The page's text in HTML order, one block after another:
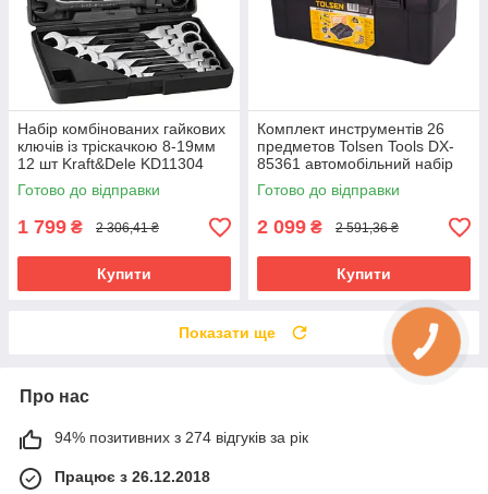
Набір комбінованих гайкових
ключів із тріскачкою 8-19мм
12 шт Kraft&Dele KD11304
ключі з шарніром
Готово до відправки
1 799 ₴ 2 306,41 ₴
Купити
Комплект инструментів 26
предметов Tolsen Tools DX-
85361 автомобільний набір
інструментів
Готово до відправки
2 099 ₴ 2 591,36 ₴
Купити
Показати ще
Про нас
94% позитивних з 274 відгуків за рік
Працює з 26.12.2018